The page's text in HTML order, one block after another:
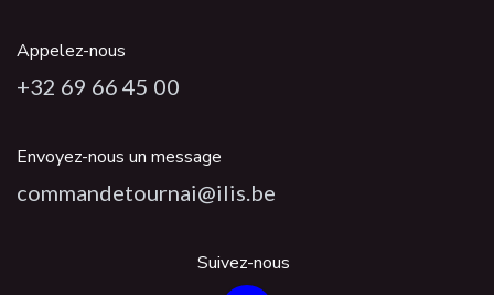
Appelez-nous
+32 69 66 45 00
Envoyez-nous un message
commandetournai@ilis.be
Suivez-nous